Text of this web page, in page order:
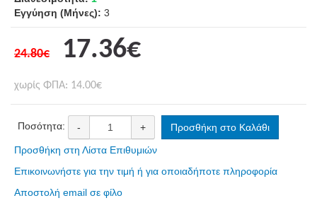
Εγγύηση (Μήνες): 3
24.80€ 17.36€
χωρίς ΦΠΑ: 14.00€
Ποσότητα: - +
Προσθήκη στο Καλάθι
Προσθήκη στη Λίστα Επιθυμιών
Επικοινωνήστε για την τιμή ή για οποιαδήποτε πληροφορία
Αποστολή email σε φίλο